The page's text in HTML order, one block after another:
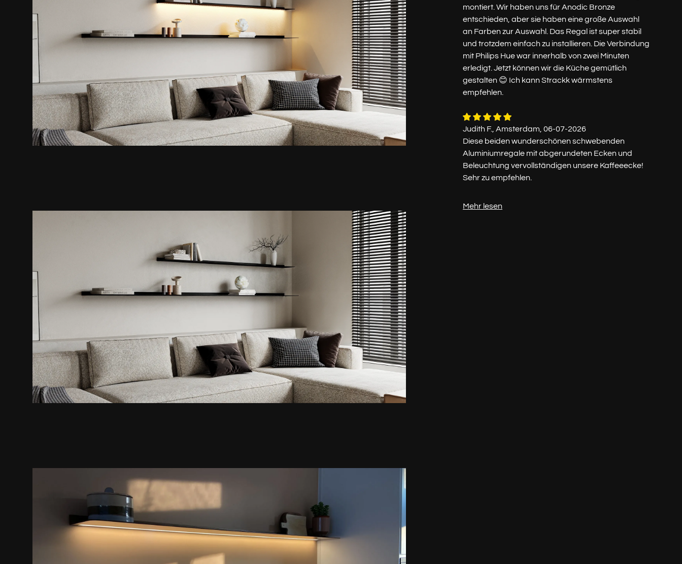
montiert. Wir haben uns für Anodic Bronze
entschieden, aber sie haben eine große Auswahl
an Farben zur Auswahl. Das Regal ist super stabil
und trotzdem einfach zu installieren. Die Verbindung
mit Philips Hue war innerhalb von zwei Minuten
erledigt. Jetzt können wir die Küche gemütlich
gestalten 😊 Ich kann Strackk wärmstens
empfehlen.
Judith F., Amsterdam, 06-07-2026
Diese beiden wunderschönen schwebenden
Aluminiumregale mit abgerundeten Ecken und
Beleuchtung vervollständigen unsere Kaffeeecke!
Sehr zu empfehlen.
Mehr lesen